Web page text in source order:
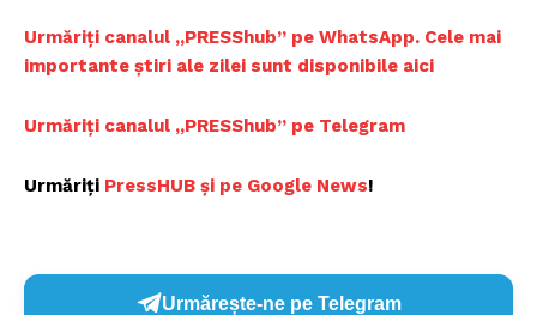
Urmăriți canalul „PRESShub” pe WhatsApp. Cele mai
importante știri ale zilei sunt disponibile aici
Urmăriți canalul „PRESShub” pe Telegram
Urmăriți PressHUB și pe Google News!
Urmărește-ne pe Telegram